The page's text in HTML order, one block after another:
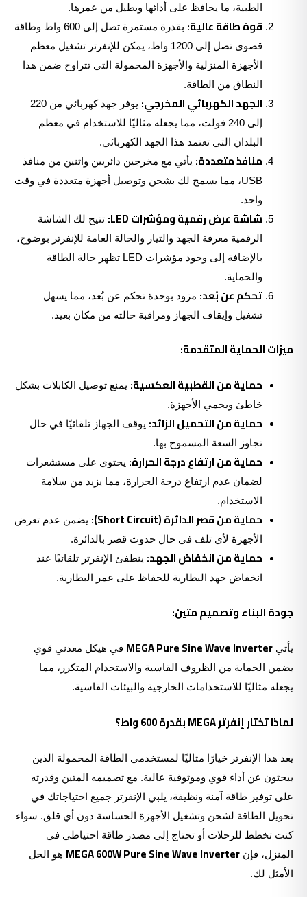
الطبية، ما يحافظ على أدائها ويطيل من عمرها.
قوة طاقة عالية:
بقدرة مستمرة تصل إلى 600 واط وطاقة
قصوى تصل إلى 1200 واط، يمكن للإنفرتر تشغيل معظم
الأجهزة المنزلية والأجهزة المحمولة التي تتراوح ضمن هذا
النطاق من الطاقة.
الجهد الكهربائي المخرجي:
يوفر جهد كهربائي من 220
إلى 240 فولت، مما يجعله مثاليًا للاستخدام في معظم
البلدان التي تعتمد هذا الجهد الكهربائي.
منافذ متعددة: يأتي مع مخرجين دائريين واثنين من منافذ
USB، مما يسمح لك بشحن وتوصيل أجهزة متعددة في وقت
واحد.
شاشة عرض رقمية ومؤشرات LED:
تتيح لك الشاشة
الرقمية معرفة الجهد والتيار والحالة العامة للإنفرتر بوضوح،
بالإضافة إلى وجود مؤشرات LED تظهر حالة الطاقة
والحماية.
تحكم عن بُعد: مزود بوحدة تحكم عن بُعد، مما يسهل
تشغيل وإيقاف الجهاز ومراقبة حالته من مكان بعيد.
ميزات الحماية المتقدمة:
حماية من القطبية العكسية: يمنع توصيل الكابلات بشكل
خاطئ ويحمي الأجهزة.
حماية من التحميل الزائد: يوقف الجهاز تلقائيًا في حال
تجاوز السعة المسموح بها.
حماية من ارتفاع درجة الحرارة: يحتوي على مستشعرات
لضمان عدم ارتفاع درجة الحرارة، مما يزيد من سلامة
الاستخدام.
حماية من قصر الدائرة (Short Circuit):
يضمن عدم تعرض
الأجهزة لأي تلف في حال حدوث قصر بالدائرة.
حماية من انخفاض الجهد: ينطفئ الإنفرتر تلقائيًا عند
انخفاض جهد البطارية للحفاظ على عمر البطارية.
جودة البناء وتصميم متين:
يأتي MEGA Pure Sine Wave Inverter في هيكل معدني قوي
يضمن الحماية من الظروف القاسية والاستخدام المتكرر، مما
يجعله مثاليًا للاستخدامات الخارجية والبيئات القاسية.
لماذا تختار إنفرتر MEGA بقدرة 600 واط؟
يعد هذا الإنفرتر خيارًا مثاليًا لمستخدمي الطاقة المحمولة الذين
يبحثون عن أداء قوي وموثوقية عالية. مع تصميمه المتين وقدرته
على توفير طاقة آمنة ونظيفة، يلبي الإنفرتر جميع احتياجاتك في
تحويل الطاقة لشحن وتشغيل الأجهزة الحساسة دون أي قلق. سواء
كنت تخطط للرحلات أو تحتاج إلى مصدر طاقة احتياطي في
المنزل، فإن MEGA 600W Pure Sine Wave Inverter هو الحل
الأمثل لك.